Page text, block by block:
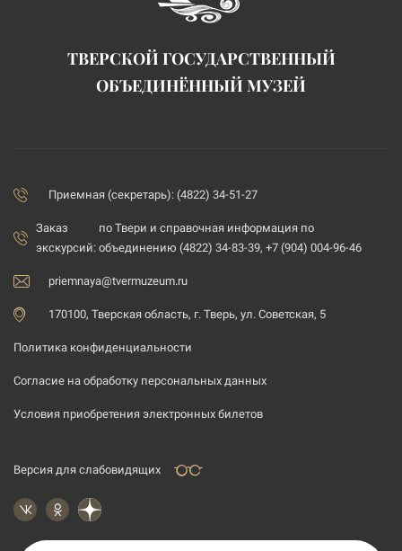
ТВЕРСКОЙ ГОСУДАРСТВЕННЫЙ
ОБЪЕДИНЁННЫЙ МУЗЕЙ
Приемная (секретарь): (4822) 34-51-27
Заказ
экскурсий:
по Твери и справочная информация по
объединению (4822) 34-83-39, +7 (904) 004-96-46
priemnaya@tvermuzeum.ru
170100, Тверская область, г. Тверь, ул. Советская, 5
Политика конфиденциальности
Согласие на обработку персональных данных
Условия приобретения электронных билетов
Версия для слабовидящих